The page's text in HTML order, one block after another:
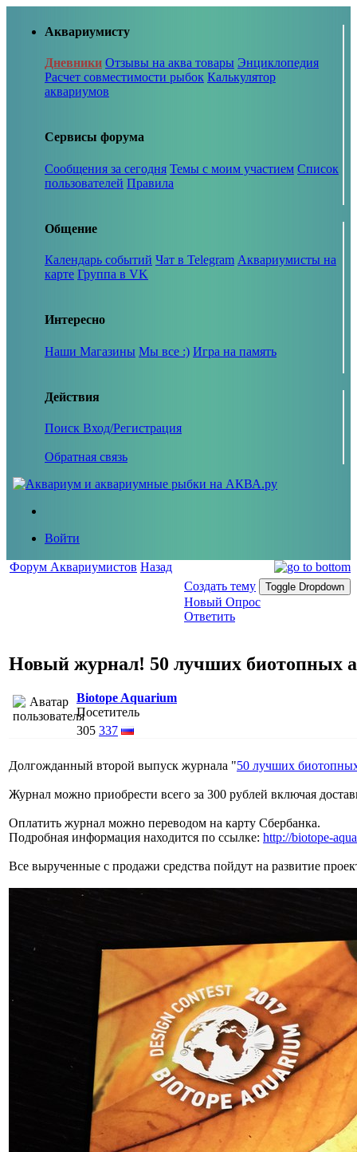
Аквариумисту
Дневники Отзывы на аква товары Энциклопедия
Расчет совместимости рыбок Калькулятор
аквариумов
Сервисы форума
Сообщения за сегодня Темы с моим участием Список
пользователей Правила
Общение
Календарь событий Чат в Telegram Аквариумисты на
карте Группа в VK
Интересно
Наши Магазины Мы все :) Игра на память
Действия
Поиск Вход/Регистрация
Обратная связь
Войти
Форум Аквариумистов Назад
Создать тему
Toggle Dropdown
Новый Опрос
Ответить
Новый журнал! 50 лучших биотопных
Biotope Aquarium
Посетитель
305 337
Долгожданный второй выпуск журнала "50 лучших
Журнал можно приобрести всего за 300 рублей включая
Оплатить журнал можно переводом на карту Сбербанка.
Подробная информация находится по ссылке: http://biotope-
Все вырученные с продажи средства пойдут на развитие